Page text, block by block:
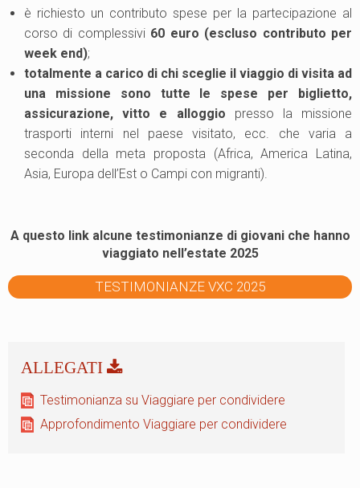
è richiesto un contributo spese per la partecipazione al
corso di complessivi 60 euro (escluso contributo per
week end);
totalmente a carico di chi sceglie il viaggio di visita ad
una missione sono tutte le spese per biglietto,
assicurazione, vitto e alloggio presso la missione
trasporti interni nel paese visitato, ecc. che varia a
seconda della meta proposta (Africa, America Latina,
Asia, Europa dell’Est o Campi con migranti).
A questo link alcune testimonianze di giovani che hanno
viaggiato nell’estate 2025
TESTIMONIANZE VXC 2025
Testimonianza su Viaggiare per condividere
Approfondimento Viaggiare per condividere